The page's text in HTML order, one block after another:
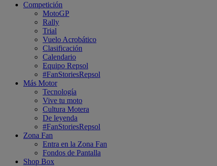
Competición
MotoGP
Rally
Trial
Vuelo Acrobático
Clasificación
Calendario
Equipo Repsol
#FanStoriesRepsol
Más Motor
Tecnología
Vive tu moto
Cultura Motera
De leyenda
#FanStoriesRepsol
Zona Fan
Entra en la Zona Fan
Fondos de Pantalla
Shop Box